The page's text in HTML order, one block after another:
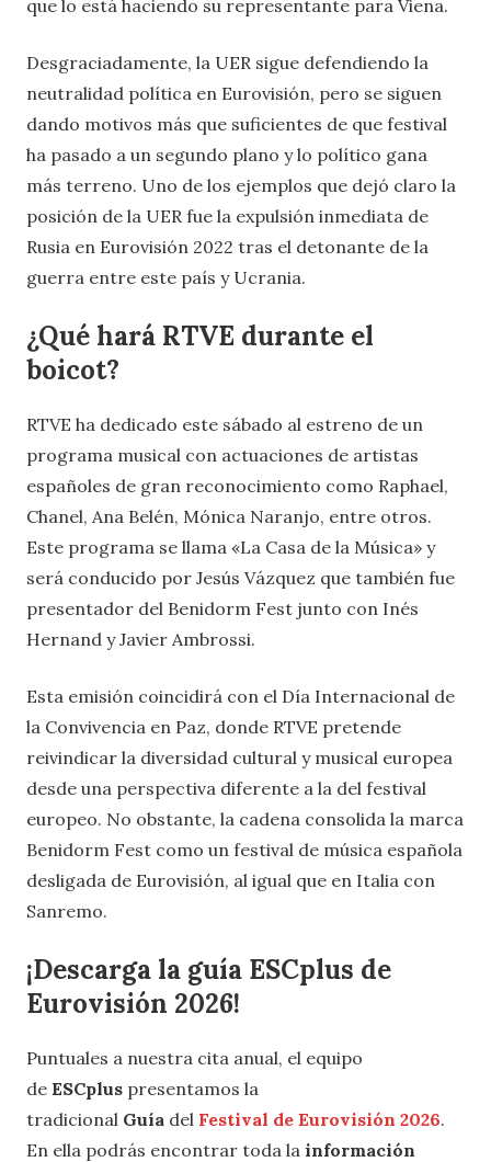
que lo está haciendo su representante para Viena.
Desgraciadamente, la UER sigue defendiendo la
neutralidad política en Eurovisión, pero se siguen
dando motivos más que suficientes de que festival
ha pasado a un segundo plano y lo político gana
más terreno. Uno de los ejemplos que dejó claro la
posición de la UER fue la expulsión inmediata de
Rusia en Eurovisión 2022 tras el detonante de la
guerra entre este país y Ucrania.
¿Qué hará RTVE durante el
boicot?
RTVE ha dedicado este sábado al estreno de un
programa musical con actuaciones de artistas
españoles de gran reconocimiento como Raphael,
Chanel, Ana Belén, Mónica Naranjo, entre otros.
Este programa se llama «La Casa de la Música» y
será conducido por Jesús Vázquez que también fue
presentador del Benidorm Fest junto con Inés
Hernand y Javier Ambrossi.
Esta emisión coincidirá con el Día Internacional de
la Convivencia en Paz, donde RTVE pretende
reivindicar la diversidad cultural y musical europea
desde una perspectiva diferente a la del festival
europeo. No obstante, la cadena consolida la marca
Benidorm Fest como un festival de música española
desligada de Eurovisión, al igual que en Italia con
Sanremo.
¡Descarga la guía ESCplus de
Eurovisión 2026!
Puntuales a nuestra cita anual, el equipo
de ESCplus presentamos la
tradicional Guía del Festival de Eurovisión 2026.
En ella podrás encontrar toda la información